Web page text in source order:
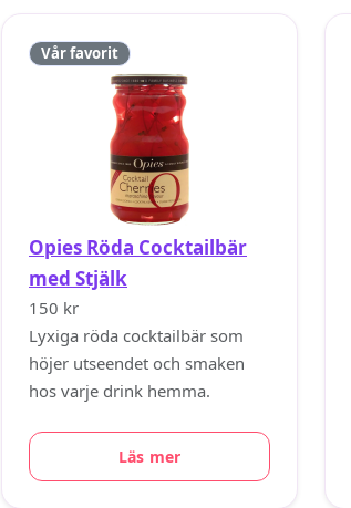
Vår favorit
Opies Röda Cocktailbär
med Stjälk
150 kr
Lyxiga röda cocktailbär som
höjer utseendet och smaken
hos varje drink hemma.
Läs mer